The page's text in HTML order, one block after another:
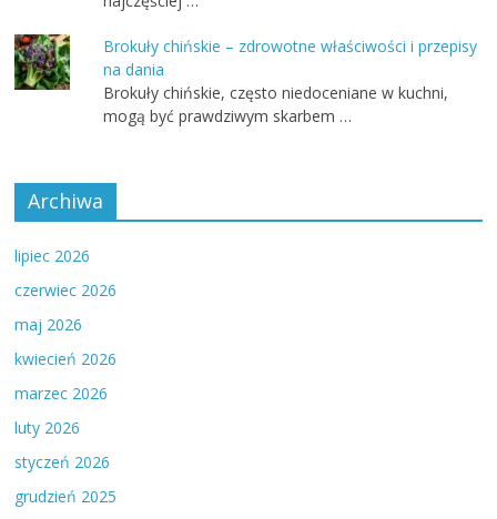
Brokuły chińskie – zdrowotne właściwości i przepisy
na dania
Brokuły chińskie, często niedoceniane w kuchni,
mogą być prawdziwym skarbem …
Archiwa
lipiec 2026
czerwiec 2026
maj 2026
kwiecień 2026
marzec 2026
luty 2026
styczeń 2026
grudzień 2025